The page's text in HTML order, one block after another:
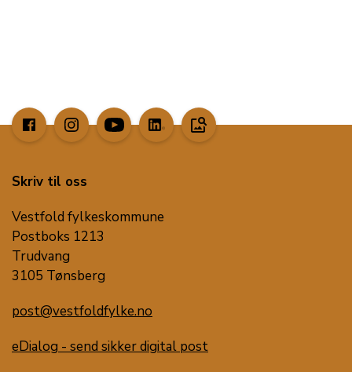
image_search
Skriv til oss
Vestfold fylkeskommune
Postboks 1213
Trudvang
3105 Tønsberg
post@vestfoldfylke.no
eDialog - send sikker digital post